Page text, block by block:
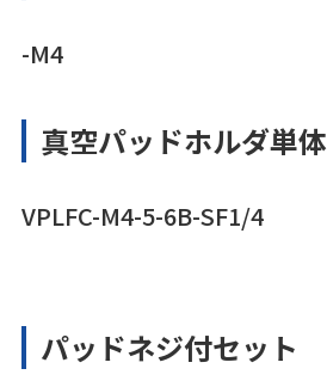
-M4
真空パッドホルダ単体
VPLFC-M4-5-6B-SF1/4
パッドネジ付セット